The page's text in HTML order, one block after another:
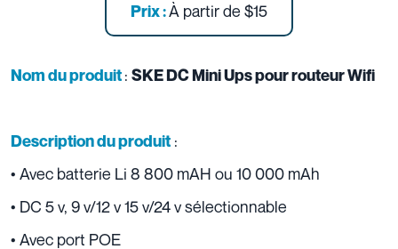
Prix :À partir de $15
Nom du produit: SKE DC Mini Ups pour routeur Wifi
Description du produit :
• Avec batterie Li 8 800 mAH ou 10 000 mAh
• DC 5 v, 9 v/12 v 15 v/24 v sélectionnable
• Avec port POE